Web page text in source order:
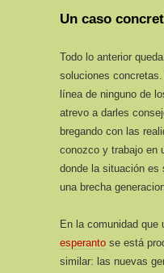
Un caso
Todo lo anterior
soluciones
línea de ninguno de
atrevo a darles
bregando con las
conozco y trabajo en
donde la situación es
una brecha
En la comunidad que
esperanto se está
similar: las nuevas